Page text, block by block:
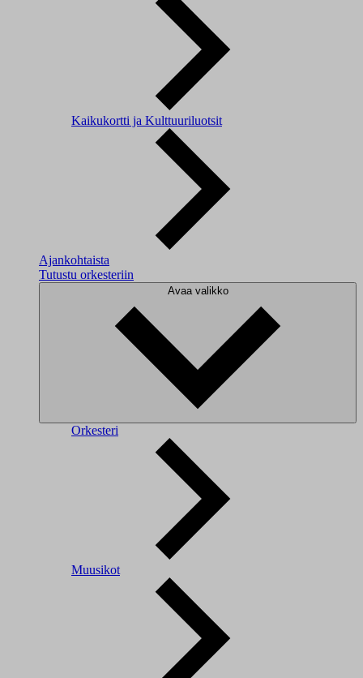
Kaikukortti ja Kulttuuriluotsit
Ajankohtaista
Tutustu orkesteriin
Avaa valikko
Orkesteri
Muusikot